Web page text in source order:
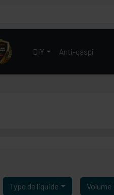
DIY Anti-gaspi
Type de liquide Volume